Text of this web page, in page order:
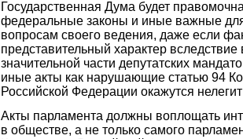
Государственная Дума будет
федеральные законы и иные важные
вопросам своего ведения, даже если
представительный характер вследствие
значительной части депутатских
иные акты как нарушающие статью 94
Российской Федерации окажутся
Акты парламента должны воплощать
в обществе, а не только самого